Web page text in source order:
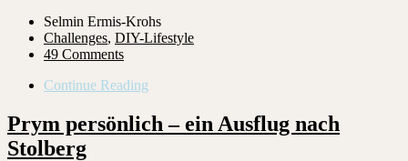
Selmin Ermis-Krohs
Challenges, DIY-Lifestyle
49 Comments
Continue Reading
Prym persönlich – ein Ausflug nach
Stolberg